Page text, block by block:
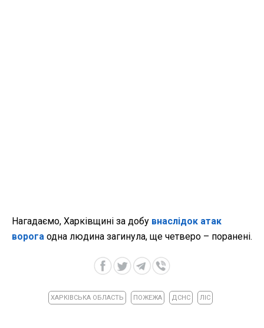
Нагадаємо, Харківщині за добу внаслідок атак
ворога одна людина загинула, ще четверо – поранені.
ХАРКІВСЬКА ОБЛАСТЬ ПОЖЕЖА ДСНС ЛІС